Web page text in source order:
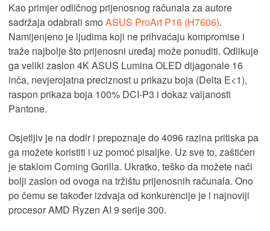
Kao primjer odličnog prijenosnog računala za autore
sadržaja odabrali smo ASUS ProArt P16 (H7606).
Namijenjeno je ljudima koji ne prihvaćaju kompromise i
traže najbolje što prijenosni uređaj može ponuditi. Odlikuje
ga veliki zaslon 4K ASUS Lumina OLED dijagonale 16
inča, nevjerojatna preciznost u prikazu boja (Delta E<1),
raspon prikaza boja 100% DCI-P3 i dokaz valjanosti
Pantone.
Osjetljiv je na dodir i prepoznaje do 4096 razina pritiska pa
ga možete koristiti i uz pomoć pisaljke. Uz sve to, zaštićen
je staklom Corning Gorilla. Ukratko, teško da možete naći
bolji zaslon od ovoga na tržištu prijenosnih računala. Ono
po čemu se također izdvaja od konkurencije je i najnoviji
procesor AMD Ryzen AI 9 serije 300.